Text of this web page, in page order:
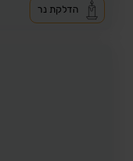
הדלקת נר